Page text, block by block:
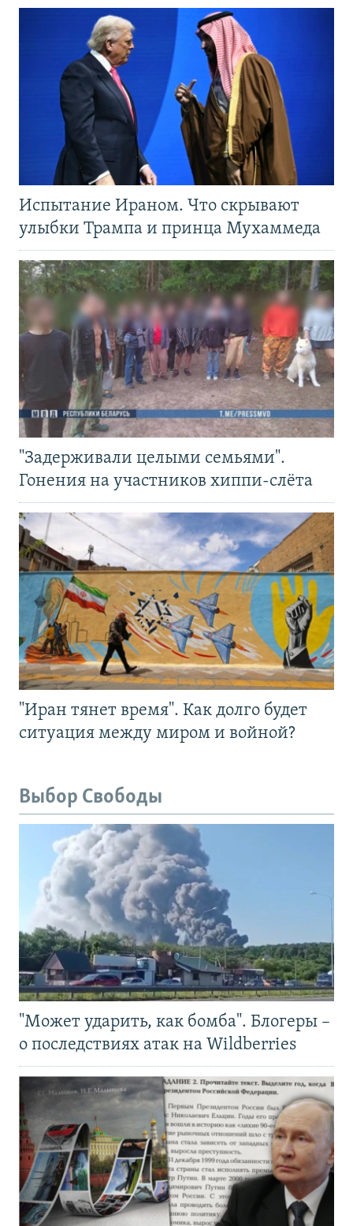
Испытание Ираном. Что скрывают
улыбки Трампа и принца Мухаммеда
"Задерживали целыми семьями".
Гонения на участников хиппи-слёта
"Иран тянет время". Как долго будет
ситуация между миром и войной?
Выбор Свободы
"Может ударить, как бомба". Блогеры –
о последствиях атак на Wildberries